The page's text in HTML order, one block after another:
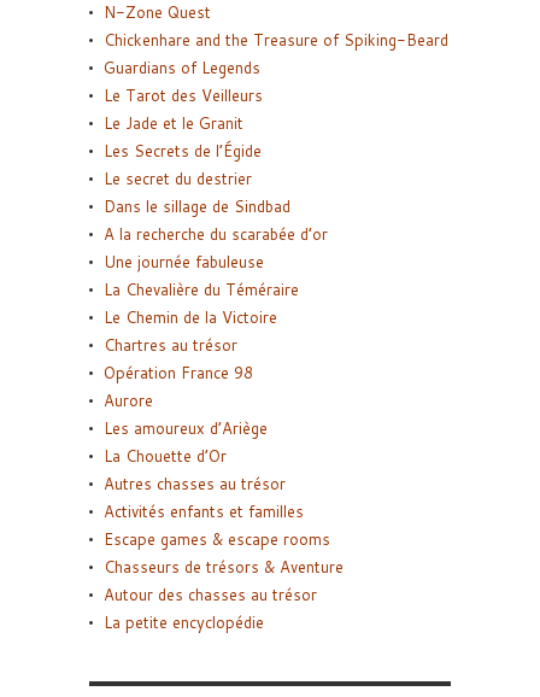
N-Zone Quest
Chickenhare and the Treasure of Spiking-Beard
Guardians of Legends
Le Tarot des Veilleurs
Le Jade et le Granit
Les Secrets de l’Égide
Le secret du destrier
Dans le sillage de Sindbad
A la recherche du scarabée d’or
Une journée fabuleuse
La Chevalière du Téméraire
Le Chemin de la Victoire
Chartres au trésor
Opération France 98
Aurore
Les amoureux d’Ariège
La Chouette d’Or
Autres chasses au trésor
Activités enfants et familles
Escape games & escape rooms
Chasseurs de trésors & Aventure
Autour des chasses au trésor
La petite encyclopédie